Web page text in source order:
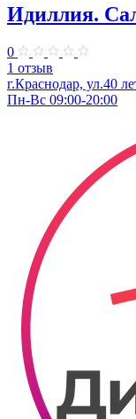
Идиллия.
0
1 отзыв
г.Краснодар, ул.40
Пн-Вс 09:00-20:00